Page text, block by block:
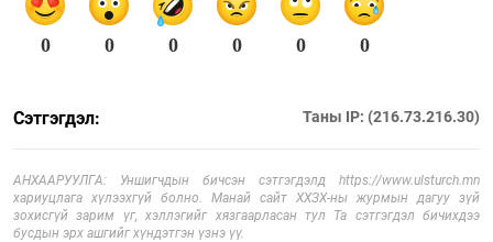
0 0 0 0 0 0
Сэтгэгдэл: Таны IP: (216.73.216.30)
АНХААРУУЛГА: Уншигчдын бичсэн сэтгэгдэлд https://www.ulsturch.mn
хариуцлага хүлээхгүй болно. Манай сайт ХХЗХ-ны журмын дагуу зүй
зохисгүй зарим үг, хэллэгийг хязгаарласан тул Та сэтгэгдэл бичихдээ
бусдын эрх ашгийг хүндэтгэн үзнэ үү.